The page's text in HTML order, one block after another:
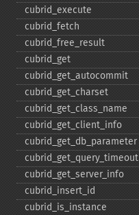
cubrid_​execute
cubrid_​fetch
cubrid_​free_​result
cubrid_​get
cubrid_​get_​autocommit
cubrid_​get_​charset
cubrid_​get_​class_​name
cubrid_​get_​client_​info
cubrid_​get_​db_​parameter
cubrid_​get_​query_​timeout
cubrid_​get_​server_​info
cubrid_​insert_​id
cubrid_​is_​instance